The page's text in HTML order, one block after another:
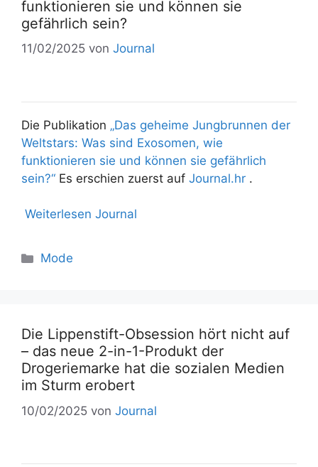
funktionieren sie und können sie
gefährlich sein?
11/02/2025 von Journal
Die Publikation „Das geheime Jungbrunnen der
Weltstars: Was sind Exosomen, wie
funktionieren sie und können sie gefährlich
sein?“ Es erschien zuerst auf Journal.hr .
Weiterlesen Journal
Mode
Die Lippenstift-Obsession hört nicht auf
– das neue 2-in-1-Produkt der
Drogeriemarke hat die sozialen Medien
im Sturm erobert
10/02/2025 von Journal